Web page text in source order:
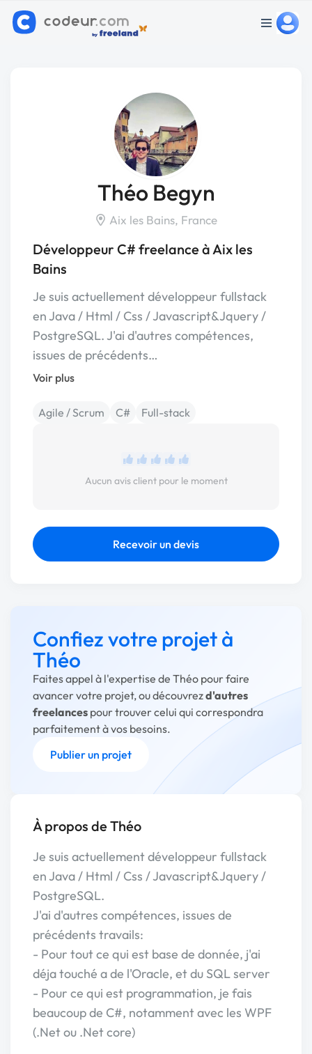
Théo Begyn
Aix les Bains, France
Développeur C# freelance à Aix les
Bains
Je suis actuellement développeur fullstack
en Java / Html / Css / Javascript&Jquery /
PostgreSQL. J'ai d'autres compétences,
issues de précédents…
Voir plus
Agile / Scrum C# Full-stack
Aucun avis client pour le moment
Recevoir un devis
Confiez votre projet à
Théo
Faites appel à l'expertise de Théo pour faire
avancer votre projet, ou découvrezd'autres
freelances pour trouver celui qui correspondra
parfaitement à vos besoins.
Publier un projet
À propos de Théo
Je suis actuellement développeur fullstack
en Java / Html / Css / Javascript&Jquery /
PostgreSQL.
J'ai d'autres compétences, issues de
précédents travails:
- Pour tout ce qui est base de donnée, j'ai
déja touché a de l'Oracle, et du SQL server
- Pour ce qui est programmation, je fais
beaucoup de C#, notamment avec les WPF
(.Net ou .Net core)